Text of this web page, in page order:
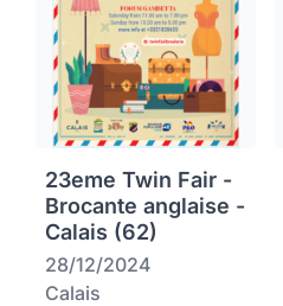
23eme Twin Fair -
Brocante anglaise -
Calais (62)
28/12/2024
Calais